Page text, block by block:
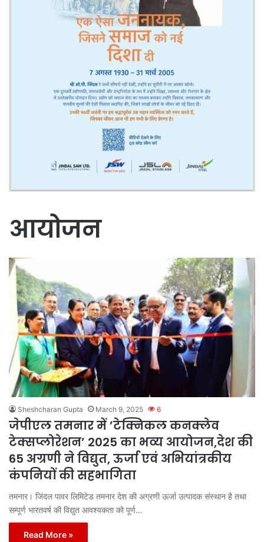
आयोजन
Sheshcharan Gupta March 9, 2025 6
जेपीएल तमनार में ’टेक्निकल कनक्लेव
टेक्सप्लोरेशन’ 2025 का भव्य आयोजन,देश की
65 अग्रणी ने विद्युत, ऊर्जा एवं अभियांत्रकीय
कंपनियों की सहभागिता
तमनार। जिंदल पावर लिमिटेड तमनार देश की अग्रणी ऊर्जा उत्पादक संस्थान है तथा
सम्पूर्ण भारतवर्ष की विद्युत आवश्यकता को पूर्ण…
Read More »